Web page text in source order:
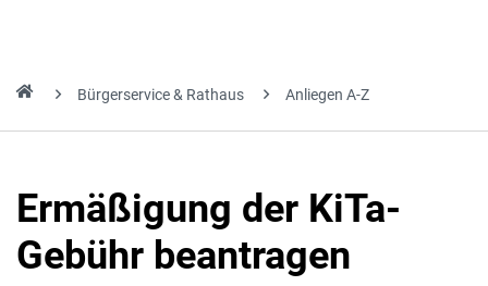
Bürgerservice & Rathaus Anliegen A-Z
Ermäßigung der KiTa-
Gebühr beantragen